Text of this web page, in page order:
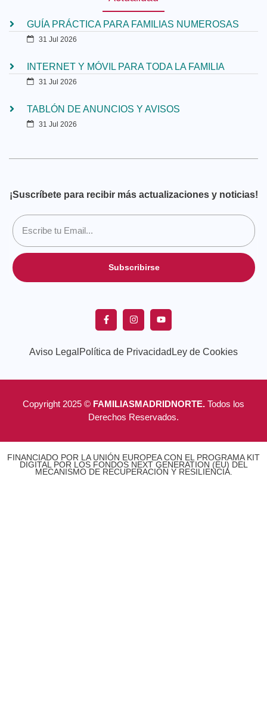
GUÍA PRÁCTICA PARA FAMILIAS NUMEROSAS
31 Jul 2026
INTERNET Y MÓVIL PARA TODA LA FAMILIA
31 Jul 2026
TABLÓN DE ANUNCIOS Y AVISOS
31 Jul 2026
¡Suscríbete para recibir más actualizaciones y noticias!
Subscribirse
Aviso Legal Política de Privacidad Ley de Cookies
Copyright 2025 © FAMILIASMADRIDNORTE. Todos los
Derechos Reservados.
FINANCIADO POR LA UNIÓN EUROPEA CON EL PROGRAMA KIT
DIGITAL POR LOS FONDOS NEXT GENERATION (EU) DEL
MECANISMO DE RECUPERACIÓN Y RESILIENCIA.